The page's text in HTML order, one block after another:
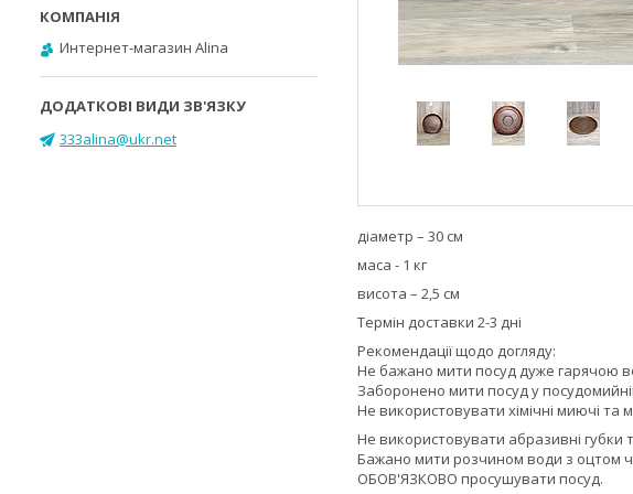
діаметр – 30 см
маса - 1 кг
висота – 2,5 см
Термін доставки 2-3 дні
Рекомендації щодо догляду:
Не бажано мити посуд дуже гарячою
Заборонено мити посуд у
Не використовувати хімічні миючі та
Не використовувати абразивні губки
Бажано мити розчином води з оцтом
ОБОВ'ЯЗКОВО просушувати посуд.
Интернет-магазин Alina
333alina@ukr.net